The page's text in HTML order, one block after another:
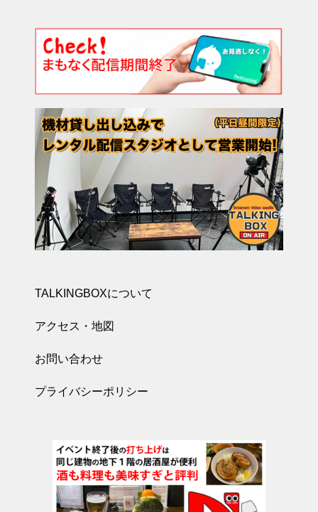
TALKINGBOXについて
アクセス・地図
お問い合わせ
プライバシーポリシー